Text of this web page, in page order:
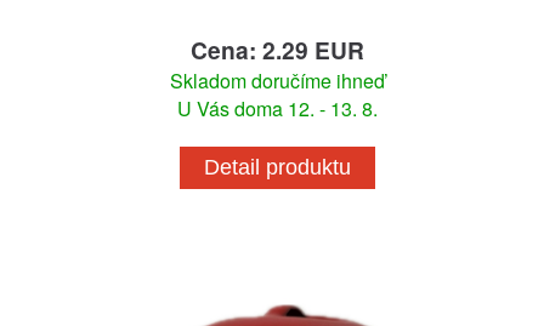
Cena: 2.29 EUR
Skladom doručíme ihneď
U Vás doma 12. - 13. 8.
Detail produktu